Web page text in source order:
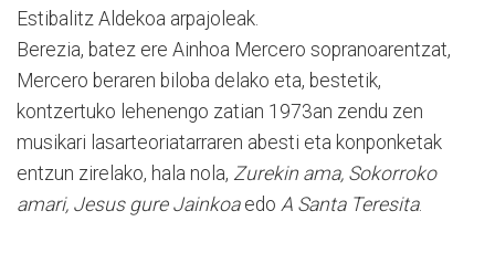
Estibalitz Aldekoa arpajoleak.
Berezia, batez ere Ainhoa Mercero sopranoarentzat,
Mercero beraren biloba delako eta, bestetik,
kontzertuko lehenengo zatian 1973an zendu zen
musikari lasarteoriatarraren abesti eta konponketak
entzun zirelako, hala nola, Zurekin ama, Sokorroko
amari, Jesus gure Jainkoaedo A Santa Teresita.